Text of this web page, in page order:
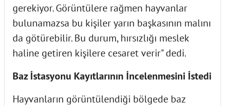
gerekiyor. Görüntülere rağmen hayvanlar
bulunamazsa bu kişiler yarın başkasının malını
da götürebilir. Bu durum, hırsızlığı meslek
haline getiren kişilere cesaret verir" dedi.
Baz İstasyonu Kayıtlarının İncelenmesini İstedi
Hayvanların görüntülendiği bölgede baz